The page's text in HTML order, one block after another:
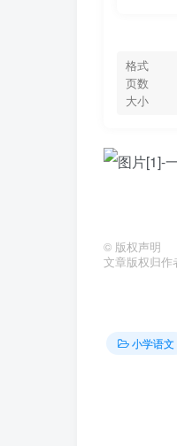
格式
页数
大小
© 版权声明
文章版权归作
小学语文